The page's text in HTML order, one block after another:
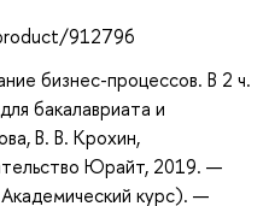
912796
бизнес-процессов. В 2 ч.
бакалавриата и
В. В. Крохин,
Юрайт, 2019. —
курс). —